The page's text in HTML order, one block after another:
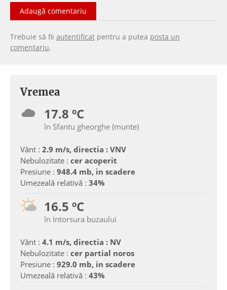
Adaugă comentariu
Trebuie să fii autentificat pentru a putea posta un
comentariu.
Vremea
17.8 ºC
în Sfantu gheorghe (munte)
Vânt : 2.9 m/s, directia : VNV
Nebulozitate : cer acoperit
Presiune : 948.4 mb, in scadere
Umezeală relativă : 34%
16.5 ºC
în Intorsura buzaului
Vânt : 4.1 m/s, directia : NV
Nebulozitate : cer partial noros
Presiune : 929.0 mb, in scadere
Umezeală relativă : 43%